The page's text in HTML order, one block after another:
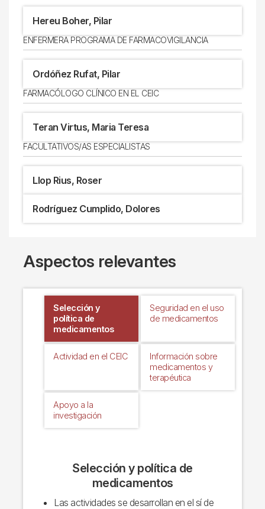
Hereu Boher, Pilar
ENFERMERA PROGRAMA DE FARMACOVIGILANCIA
Ordóñez Rufat, Pilar
FARMACÓLOGO CLÍNICO EN EL CEIC
Teran Virtus, Maria Teresa
FACULTATIVOS/AS ESPECIALISTAS
Llop Rius, Roser
Rodríguez Cumplido, Dolores
Aspectos relevantes
Selección y
política de
medicamentos
Seguridad en el uso
de medicamentos
Actividad en el CEIC
Información sobre
medicamentos y
terapéutica
Apoyo a la
investigación
Selección y política de
medicamentos
Las actividades se desarrollan en el sí de